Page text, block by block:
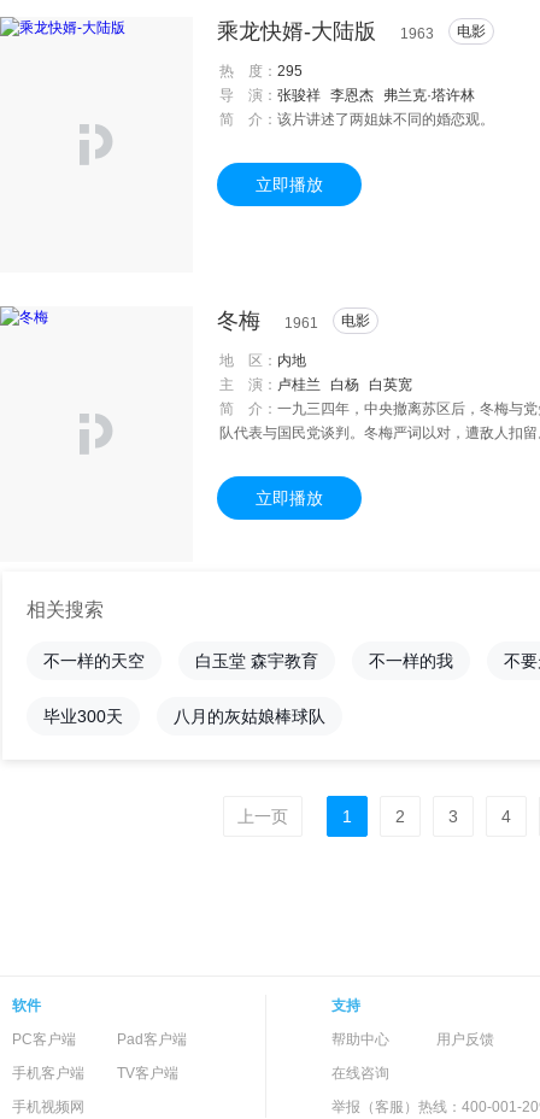
乘龙快婿-大陆版 1963 电影
热 度： 295
导 演： 张骏祥 李恩杰
弗兰克·塔许林
简 介： 该片讲述了两姐妹不同的婚恋观。
立即播放
冬梅 1961 电影
地 区： 内地
主 演： 卢桂兰 白杨
白英宽
简 介： 一九三四年，中央撤离苏区后，冬梅与
队代表与国民党谈判。冬梅严词以对，遭敌人扣
立即播放
相关搜索
不一样的天空 白玉堂 森宇教育 不一样的我 不
毕业300天 八月的灰姑娘棒球队
上一页 1 2 3 4
软件
PC客户端
Pad客户端
手机客户端
TV客户端
手机视频网
支持
帮助中心
用户反馈
在线咨询
举报（客服）热线：400-001-